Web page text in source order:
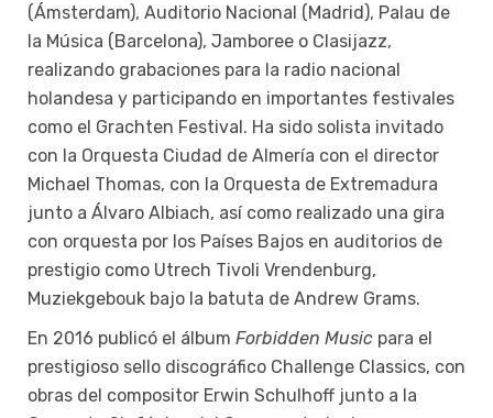
(Ámsterdam), Auditorio Nacional (Madrid), Palau de
la Música (Barcelona), Jamboree o Clasijazz,
realizando grabaciones para la radio nacional
holandesa y participando en importantes festivales
como el Grachten Festival. Ha sido solista invitado
con la Orquesta Ciudad de Almería con el director
Michael Thomas, con la Orquesta de Extremadura
junto a Álvaro Albiach, así como realizado una gira
con orquesta por los Países Bajos en auditorios de
prestigio como Utrech Tivoli Vrendenburg,
Muziekgebouk bajo la batuta de Andrew Grams.
En 2016 publicó el álbum Forbidden Music para el
prestigioso sello discográfico Challenge Classics, con
obras del compositor Erwin Schulhoff junto a la